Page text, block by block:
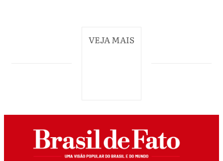
VEJA MAIS